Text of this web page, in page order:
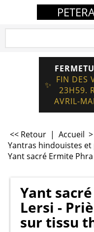
✨ FIN DES
23H59.
AVRIL-
<< Retour | Accueil >
Yantras hindouistes
Yant sacré Ermite
Yant
Lersi -
sur tissu